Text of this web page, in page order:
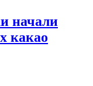
начали
какао